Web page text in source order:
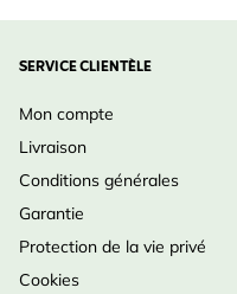
SERVICE CLIENTÈLE
Mon compte
Livraison
Conditions générales
Garantie
Protection de la vie privé
Cookies